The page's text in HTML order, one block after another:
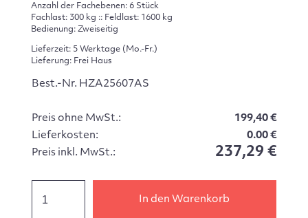
Anzahl der Fachebenen: 6 Stück
Fachlast: 300 kg :: Feldlast: 1600 kg
Bedienung: Zweiseitig
Lieferzeit: 5 Werktage (Mo.-Fr.)
Lieferung: Frei Haus
Best.-Nr. HZA25607AS
Preis ohne MwSt.:
199,40 €
Lieferkosten:
0.00 €
Preis inkl. MwSt.:
237,29 €
In den Warenkorb